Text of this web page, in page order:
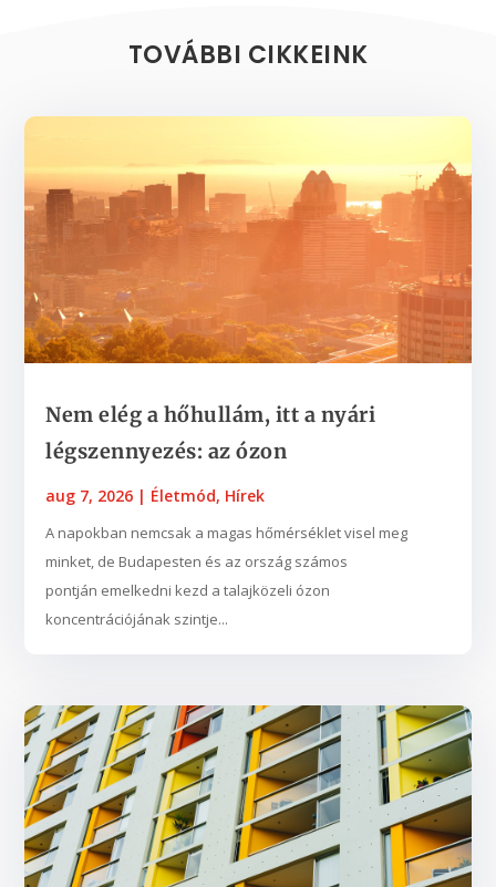
TOVÁBBI CIKKEINK
Nem elég a hőhullám, itt a nyári
légszennyezés: az ózon
aug 7, 2026 | Életmód, Hírek
A napokban nemcsak a magas hőmérséklet visel meg
minket, de Budapesten és az ország számos
pontján emelkedni kezd a talajközeli ózon
koncentrációjának szintje...